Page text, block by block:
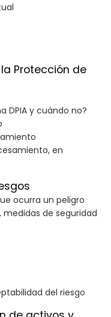
Protección de
DPIA y cuándo no?
en
ocurra un peligro
de seguridad
del riesgo